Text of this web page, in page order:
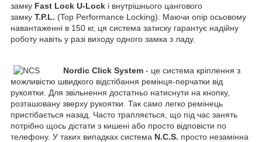
замку Fast Lock U-Lock і внутрішнього цангового
замку T.P.L. (Top Performance Locking). Маючи опір осьовому
навантаженні в 150 кг, ця система затиску гарантує надійну
роботу навіть у разі виходу одного замка з ладу.
Nordic Click System - це система кріплення з
можливістю швидкого відстібання ремінця-перчатки від
рукоятки. Для звільнення достатньо натиснути на кнопку,
розташовану зверху рукоятки. Так само легко ремінець
пристібається назад. Часто трапляється, що під час занять
потрібно щось дістати з кишені або просто відповісти по
телефону. У таких випадках система N.C.S. просто незамінна